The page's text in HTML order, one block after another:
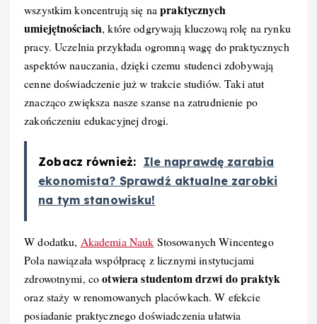
wszystkim koncentrują się napraktycznych
umiejętnościach, które odgrywają kluczową rolę na rynku
pracy. Uczelnia przykłada ogromną wagę do praktycznych
aspektów nauczania, dzięki czemu studenci zdobywają
cenne doświadczenie już w trakcie studiów. Taki atut
znacząco zwiększa nasze szanse na zatrudnienie po
zakończeniu edukacyjnej drogi.
Zobacz również: Ile naprawdę zarabia
ekonomista? Sprawdź aktualne zarobki
na tym stanowisku!
W dodatku, Akademia Nauk Stosowanych Wincentego
Pola nawiązała współpracę z licznymi instytucjami
zdrowotnymi, cootwiera studentom drzwi do praktyk
oraz staży w renomowanych placówkach. W efekcie
posiadanie praktycznego doświadczenia ułatwia